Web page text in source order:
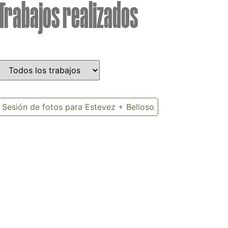
realizados
Sesión de fotos para Estevez + Belloso